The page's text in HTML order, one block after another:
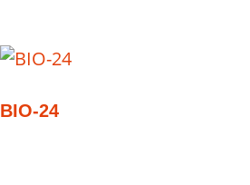
BIO-24